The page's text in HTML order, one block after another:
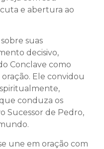
e abertura ao
suas
decisivo,
Conclave como
Ele convidou
conduza os
Sucessor de Pedro,
une em oração com